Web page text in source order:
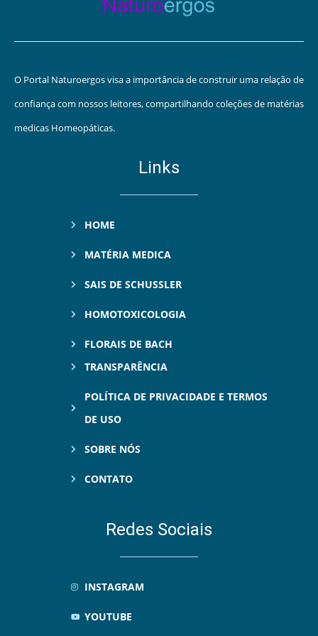
O Portal Naturoergos visa a importância de construir uma relação de
confiança com nossos leitores, compartilhando coleções de matérias
medicas Homeopáticas.
Links
HOME
MATÉRIA MEDICA
SAIS DE SCHUSSLER
HOMOTOXICOLOGIA
FLORAIS DE BACH
TRANSPARÊNCIA
POLÍTICA DE PRIVACIDADE E TERMOS
DE USO
SOBRE NÓS
CONTATO
Redes Sociais
INSTAGRAM
YOUTUBE